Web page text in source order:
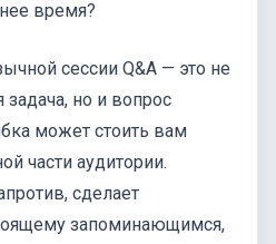
время?
сессии Q&A — это не
задача, но и вопрос
может стоить вам
части аудитории.
сделает
запоминающимся,